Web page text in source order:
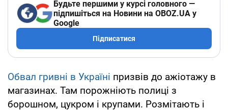
Будьте першими у курсі головного —
підпишіться на Новини на OBOZ.UA у
Google
Підписатися
Обвал гривні в Україні призвів до ажіотажу в
магазинах. Там порожніють полиці з
борошном, цукром і крупами. Розмітають і